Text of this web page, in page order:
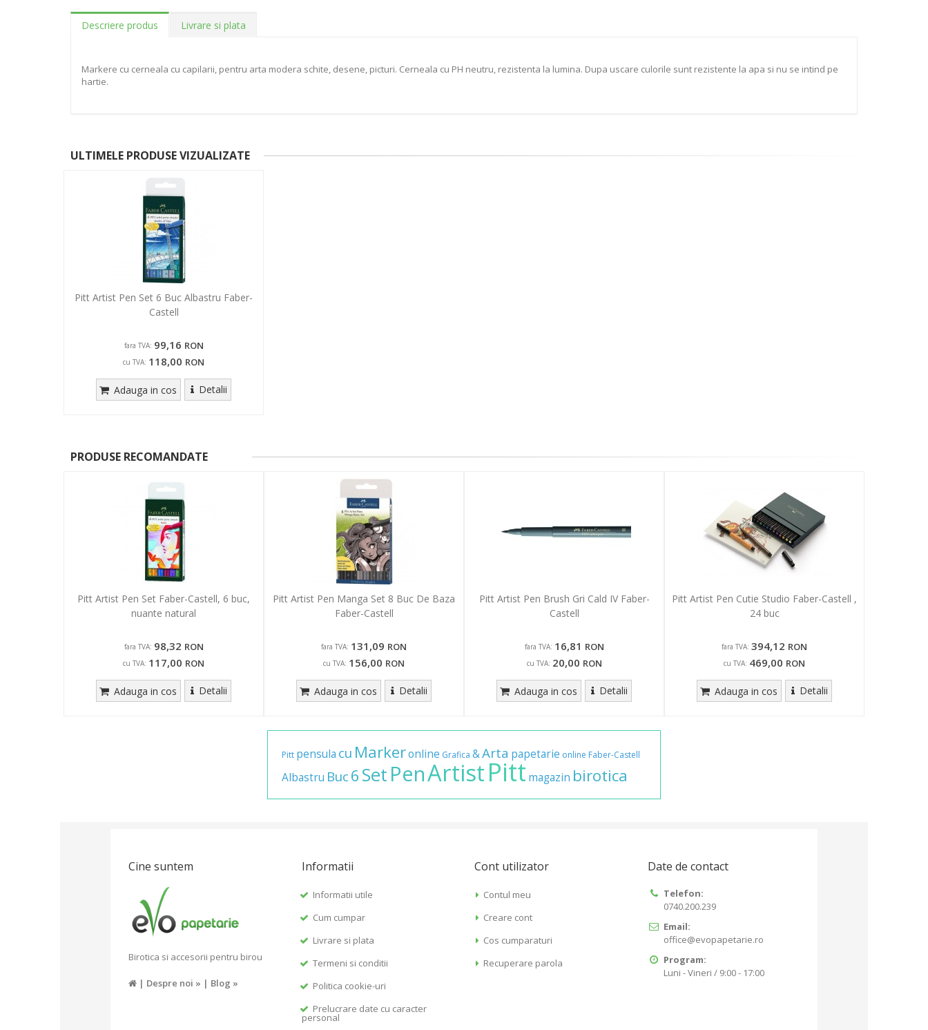
Descriere produs Livrare si plata
Markere cu cerneala cu capilarii, pentru arta modera schite, desene, picturi. Cerneala cu PH neutru, rezistenta la lumina. Dupa uscare culorile sunt rezistente la apa si nu se intind pe
hartie.
ULTIMELE PRODUSE VIZUALIZATE
Pitt Artist Pen Set 6 Buc Albastru Faber-
Castell
fara TVA: 99,16 RON
cu TVA: 118,00 RON
Adauga in cos Detalii
PRODUSE RECOMANDATE
Pitt Artist Pen Set Faber-Castell, 6 buc,
nuante natural
fara TVA: 98,32 RON
cu TVA: 117,00 RON
Adauga in cos Detalii
Pitt Artist Pen Manga Set 8 Buc De Baza
Faber-Castell
fara TVA: 131,09 RON
cu TVA: 156,00 RON
Adauga in cos Detalii
Pitt Artist Pen Brush Gri Cald IV Faber-
Castell
fara TVA: 16,81 RON
cu TVA: 20,00 RON
Adauga in cos Detalii
Pitt Artist Pen Cutie Studio Faber-Castell ,
24 buc
fara TVA: 394,12 RON
cu TVA: 469,00 RON
Adauga in cos Detalii
Pitt pensula cu Markeronline Grafica &Arta papetarie online Faber-Castell
Albastru Buc6Set PenArtistPitt magazin birotica
Cine suntem
Birotica si accesorii pentru birou
| Despre noi » | Blog »
Informatii
Informatii utile
Cum cumpar
Livrare si plata
Termeni si conditii
Politica cookie-uri
Prelucrare date cu caracter
personal
Cont utilizator
Contul meu
Creare cont
Cos cumparaturi
Recuperare parola
Date de contact
Telefon:
0740.200.239
Email:
office@evopapetarie.ro
Program:
Luni - Vineri / 9:00 - 17:00